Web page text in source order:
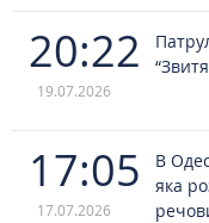
20:22
19.07.2026
17:05
17.07.2026
В
яка